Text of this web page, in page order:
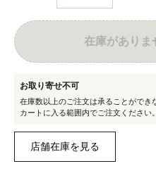
在庫がありま
お取り寄せ不可
在庫数以上のご注文は承ることができ
カートに入る範囲内でご注文ください。